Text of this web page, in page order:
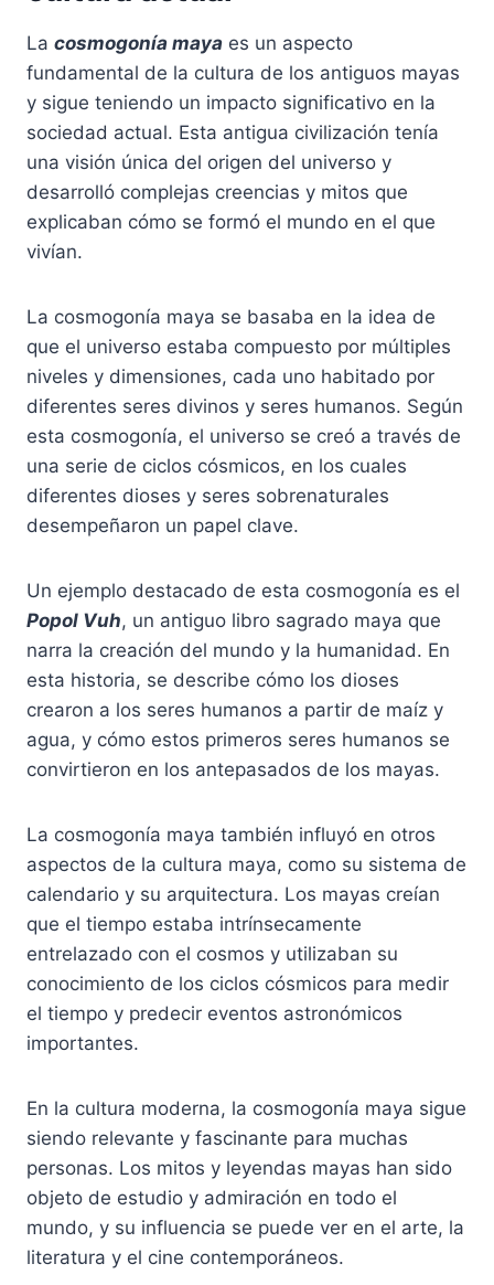
La cosmogonía maya es un aspecto
fundamental de la cultura de los antiguos mayas
y sigue teniendo un impacto significativo en la
sociedad actual. Esta antigua civilización tenía
una visión única del origen del universo y
desarrolló complejas creencias y mitos que
explicaban cómo se formó el mundo en el que
vivían.
La cosmogonía maya se basaba en la idea de
que el universo estaba compuesto por múltiples
niveles y dimensiones, cada uno habitado por
diferentes seres divinos y seres humanos. Según
esta cosmogonía, el universo se creó a través de
una serie de ciclos cósmicos, en los cuales
diferentes dioses y seres sobrenaturales
desempeñaron un papel clave.
Un ejemplo destacado de esta cosmogonía es el
Popol Vuh, un antiguo libro sagrado maya que
narra la creación del mundo y la humanidad. En
esta historia, se describe cómo los dioses
crearon a los seres humanos a partir de maíz y
agua, y cómo estos primeros seres humanos se
convirtieron en los antepasados ​​de los mayas.
La cosmogonía maya también influyó en otros
aspectos de la cultura maya, como su sistema de
calendario y su arquitectura. Los mayas creían
que el tiempo estaba intrínsecamente
entrelazado con el cosmos y utilizaban su
conocimiento de los ciclos cósmicos para medir
el tiempo y predecir eventos astronómicos
importantes.
En la cultura moderna, la cosmogonía maya sigue
siendo relevante y fascinante para muchas
personas. Los mitos y leyendas mayas han sido
objeto de estudio y admiración en todo el
mundo, y su influencia se puede ver en el arte, la
literatura y el cine contemporáneos.